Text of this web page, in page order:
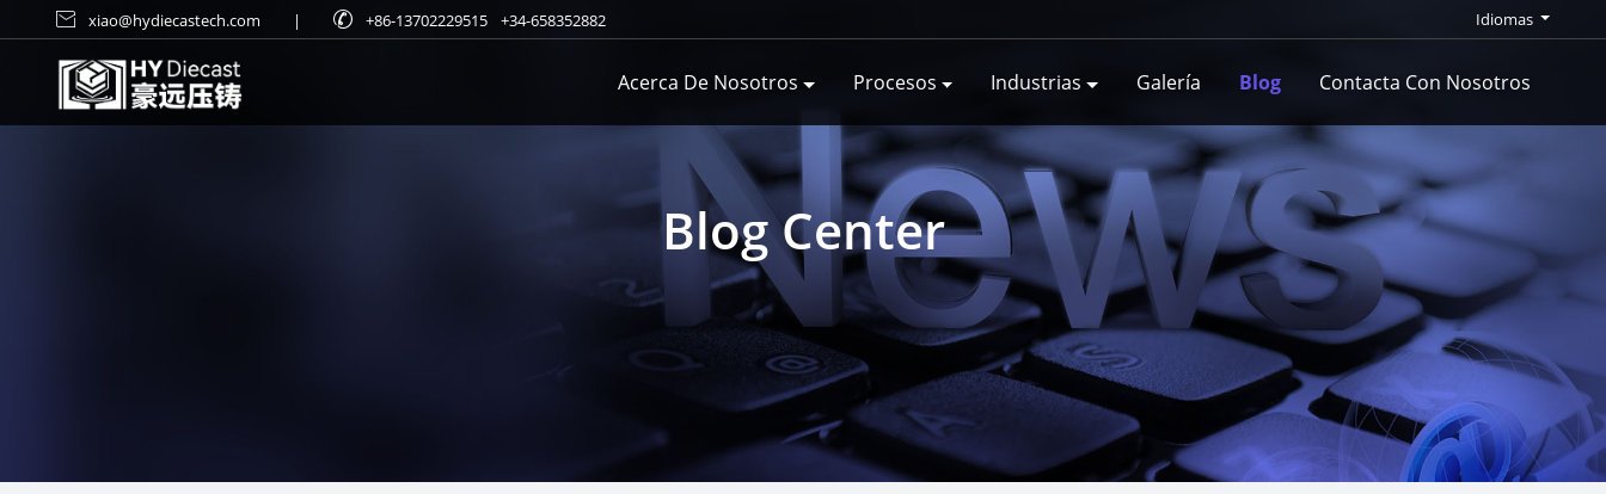
 xiao@hydiecastech.com |  +86-13702229515 +34-658352882 Idiomas
Acerca De Nosotros Procesos Industrias Galería Blog Contacta Con Nosotros
Blog Center